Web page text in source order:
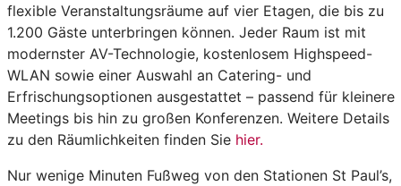
flexible Veranstaltungsräume auf vier Etagen, die bis zu
1.200 Gäste unterbringen können. Jeder Raum ist mit
modernster AV-Technologie, kostenlosem Highspeed-
WLAN sowie einer Auswahl an Catering- und
Erfrischungsoptionen ausgestattet – passend für kleinere
Meetings bis hin zu großen Konferenzen. Weitere Details
zu den Räumlichkeiten finden Sie hier.
Nur wenige Minuten Fußweg von den Stationen St Paul’s,